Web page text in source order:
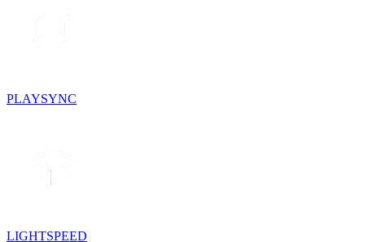
PLAYSYNC
LIGHTSPEED